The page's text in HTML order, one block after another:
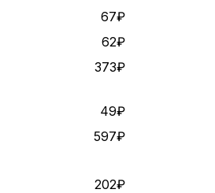
67₽
62₽
373₽
49₽
597₽
202₽